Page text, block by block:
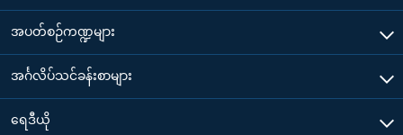
အပတ်စဉ်ကဏ္ဍများ
အင်္ဂလိပ်သင်ခန်းစာများ
ရေဒီယို